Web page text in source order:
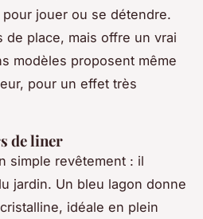
jouer ou se détendre.
de place, mais offre un vrai
modèles proposent même
pour un effet très
de liner
simple revêtement : il
jardin. Un bleu lagon donne
idéale en plein